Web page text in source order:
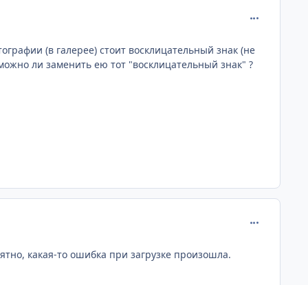
(в галерее) стоит восклицательный знак (не
ли заменить ею тот "восклицательный знак" ?
какая-то ошибка при загрузке произошла.